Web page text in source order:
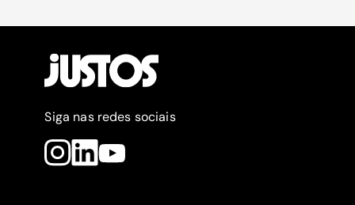
Siga nas redes sociais